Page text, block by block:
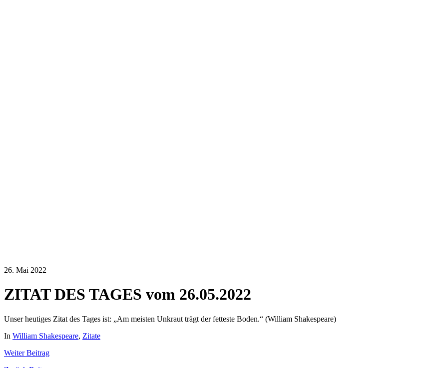
26. Mai 2022
ZITAT DES TAGES vom 26.05.2022
Unser heutiges Zitat des Tages ist: „Am meisten Unkraut trägt der fetteste Boden.“ (William Shakespeare)
In William Shakespeare, Zitate
WeiterBeitrag